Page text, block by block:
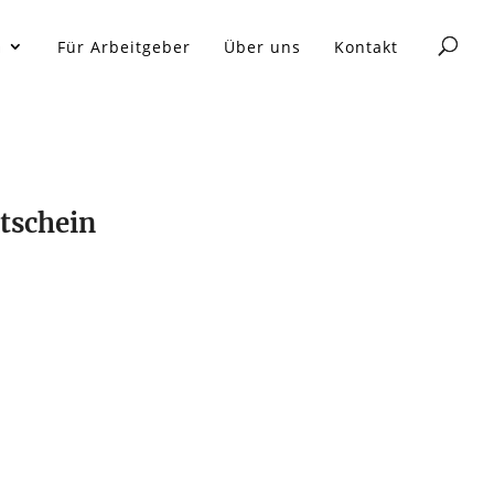
Für Arbeitgeber Über uns Kontakt